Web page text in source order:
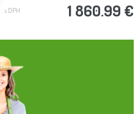
s DPH 1 860.99 €